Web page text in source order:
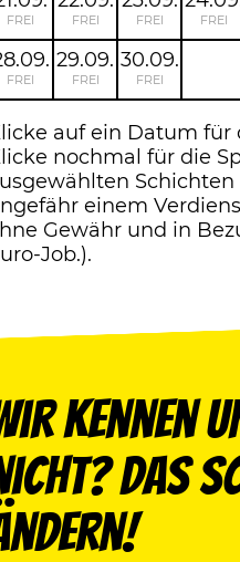
FREI FREI FREI FREI
FREI
29.09.
FREI
30.09.
FREI
auf ein Datum für
nochmal für die
einem
Gewähr und in
Job.).
kennen
Das